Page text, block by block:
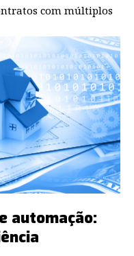
com múltiplos
automação: